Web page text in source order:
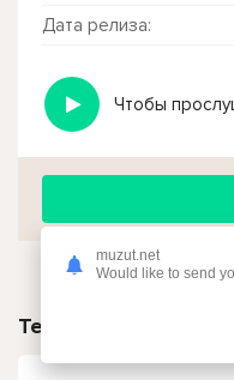
Дата релиза:
Текст песни
muzut.net
Would like to send